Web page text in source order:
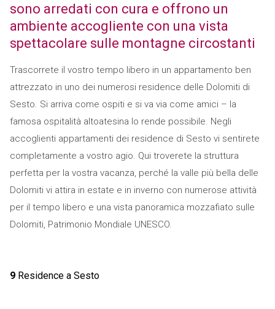
sono arredati con cura e offrono un
ambiente accogliente con una vista
spettacolare sulle montagne circostanti
Trascorrete il vostro tempo libero in un appartamento ben
attrezzato in uno dei numerosi residence delle Dolomiti di
Sesto. Si arriva come ospiti e si va via come amici – la
famosa ospitalità altoatesina lo rende possibile. Negli
accoglienti appartamenti dei residence di Sesto vi sentirete
completamente a vostro agio. Qui troverete la struttura
perfetta per la vostra vacanza, perché la valle più bella delle
Dolomiti vi attira in estate e in inverno con numerose attività
per il tempo libero e una vista panoramica mozzafiato sulle
Dolomiti, Patrimonio Mondiale UNESCO.
9Residence a Sesto